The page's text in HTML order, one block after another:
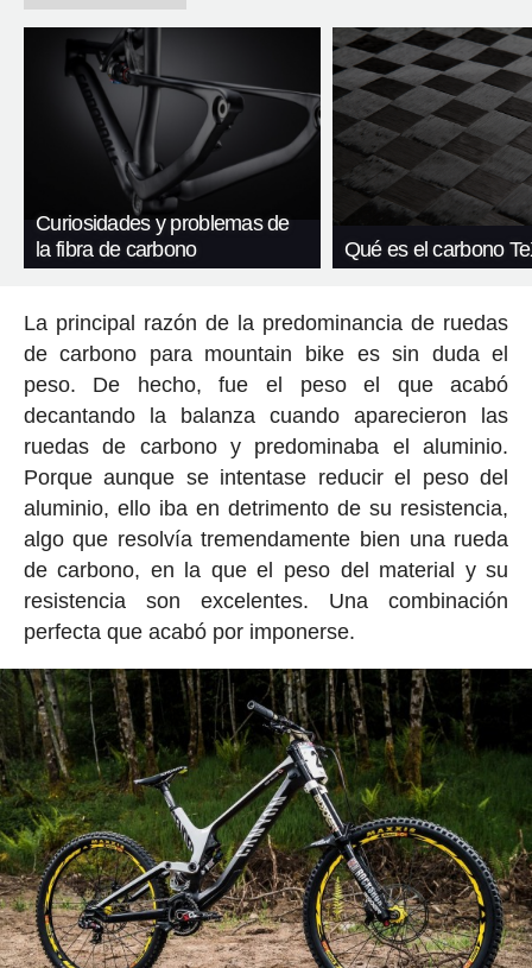
Curiosidades y problemas de
la fibra de carbono
Qué es el carbono
La principal razón de la predominancia de ruedas
de carbono para mountain bike es sin duda el
peso. De hecho, fue el peso el que acabó
decantando la balanza cuando aparecieron las
ruedas de carbono y predominaba el aluminio.
Porque aunque se intentase reducir el peso del
aluminio, ello iba en detrimento de su resistencia,
algo que resolvía tremendamente bien una rueda
de carbono, en la que el peso del material y su
resistencia son excelentes. Una combinación
perfecta que acabó por imponerse.